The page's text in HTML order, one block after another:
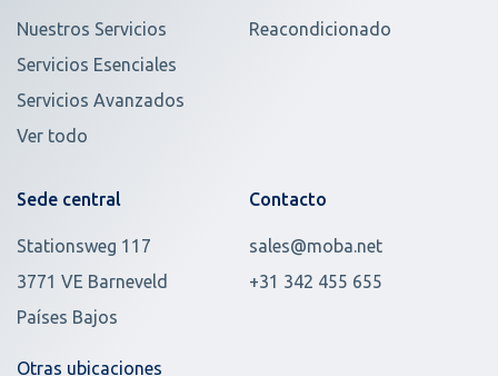
Nuestros Servicios
Servicios Esenciales
Servicios Avanzados
Ver todo
Reacondicionado
Sede central
Stationsweg 117
3771 VE Barneveld
Países Bajos
Otras ubicaciones
Contacto
sales@moba.net
+31 342 455 655